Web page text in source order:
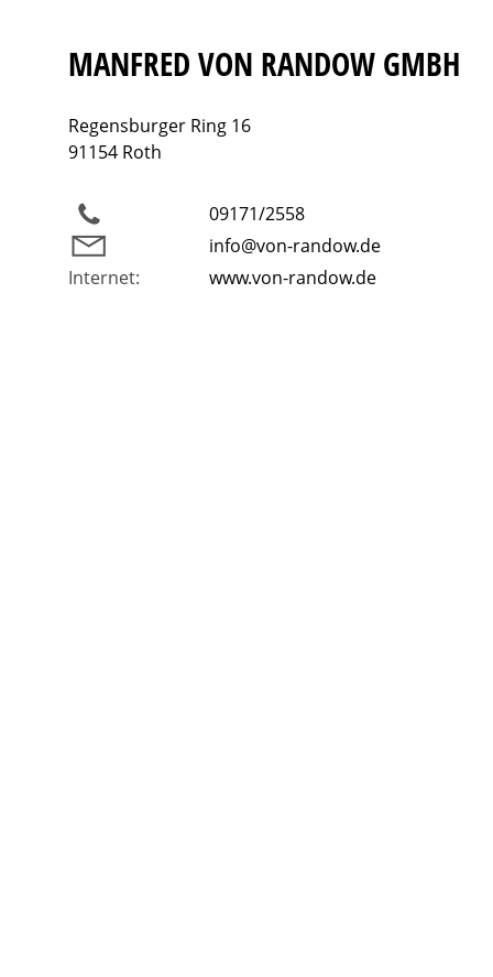
MANFRED VON RANDOW GMBH
Regensburger Ring 16
91154 Roth
09171/2558
info@von-randow.de
Internet:
www.von-randow.de